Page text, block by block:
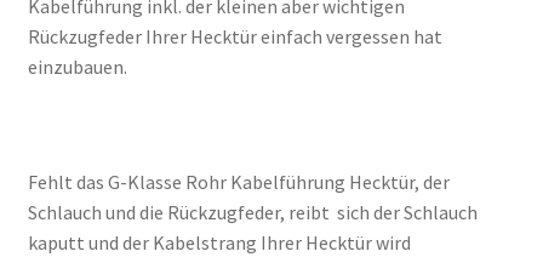
Kabelführung inkl. der kleinen aber wichtigen
Rückzugfeder Ihrer Hecktür einfach vergessen hat
einzubauen.
Fehlt das G-Klasse Rohr Kabelführung Hecktür, der
Schlauch und die Rückzugfeder, reibt sich der Schlauch
kaputt und der Kabelstrang Ihrer Hecktür wird